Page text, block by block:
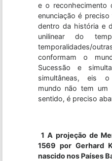
e o reconhecimento
enunciação é
dentro da história e
unilinear do
temporalidades/
conformam o
Sucessão e
simultâneas, eis
mundo não tem um
sentido, é preciso
1 A projeção de
1569 por Gerhard
nascido nos Países